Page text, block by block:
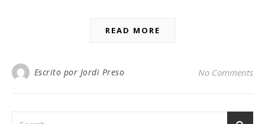
READ MORE
Escrito por Jordi Preso No Comments